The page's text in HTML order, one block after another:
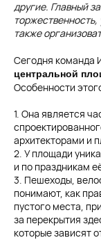
другие. Главный
также
Сегодня команда
центральной
Особенности
1. Она является
архитекторами и
2. У площади
и по праздникам
3. Пешеходы,
понимают, как
пустого места,
за перекрытия
которые зависят